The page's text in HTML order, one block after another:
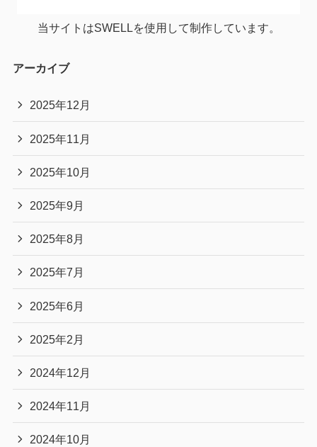
当サイトはSWELLを使用して制作しています。
アーカイブ
2025年12月
2025年11月
2025年10月
2025年9月
2025年8月
2025年7月
2025年6月
2025年2月
2024年12月
2024年11月
2024年10月